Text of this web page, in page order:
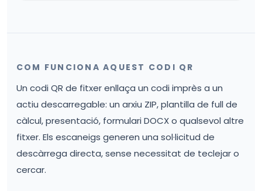
COM FUNCIONA AQUEST CODI QR
Un codi QR de fitxer enllaça un codi imprès a un
actiu descarregable: un arxiu ZIP, plantilla de full de
càlcul, presentació, formulari DOCX o qualsevol altre
fitxer. Els escaneigs generen una sol·licitud de
descàrrega directa, sense necessitat de teclejar o
cercar.